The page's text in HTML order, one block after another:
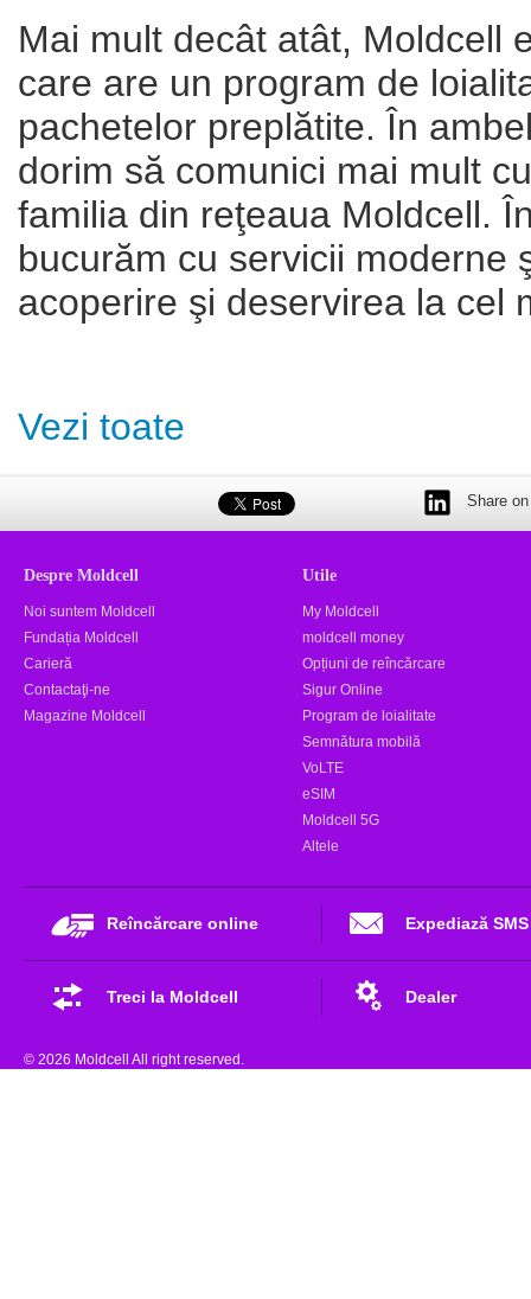
Mai mult decât atât, Moldcell
care are un program de
pachetelor preplătite. În
dorim să comunici mai mult
familia din reţeaua Moldcell.
bucurăm cu servicii moderne
acoperire şi deservirea la cel
Vezi toate
Share
Despre Moldcell
Noi suntem Moldcell
Fundația Moldcell
Carieră
Contactaţi-ne
Magazine Moldcell
Utile
My Moldcell
moldcell money
Opțiuni de reîncărcare
Sigur Online
Program de loialitate
Semnătura mobilă
VoLTE
eSIM
Moldcell 5G
Altele
Reîncărcare online Expediază SMS
Treci la Moldcell Dealer
© 2026 Moldcell All right reserved.